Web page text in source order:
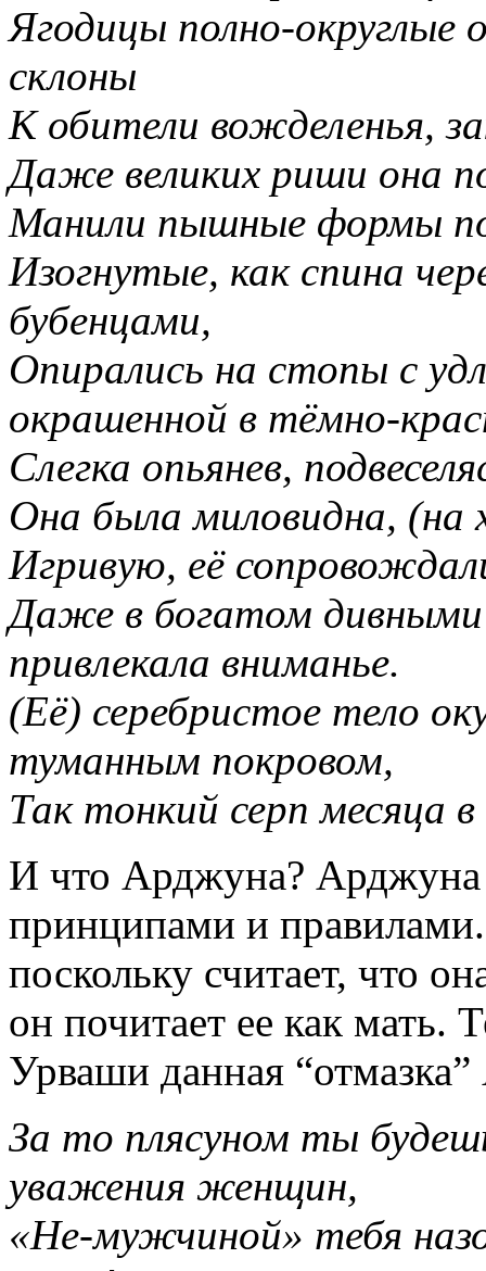
Ягодицы полно-округлые
склоны
К обители вожделенья,
Даже великих риши она
Манили пышные формы
Изогнутые, как спина
бубенцами,
Опирались на стопы с
окрашенной в тёмно-
Слегка опьянев,
Она была миловидна, (на
Игривую, её
Даже в богатом дивными
привлекала вниманье.
(Её) серебристое тело
туманным покровом,
Так тонкий серп месяца
И что Арджуна? Арджуна
принципами и
поскольку считает, что
он почитает ее как мать.
Урваши данная
За то плясуном ты
уважения женщин,
«Не-мужчиной» тебя